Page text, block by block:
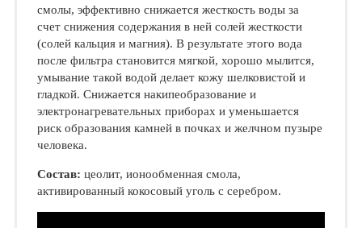
смолы, эффективно снижается жесткость воды за
счет снижения содержания в ней солей жесткости
(солей кальция и магния). В результате этого вода
после фильтра становится мягкой, хорошо мылится,
умывание такой водой делает кожу шелковистой и
гладкой. Снижается накипеобразование и
электронагревательных приборах и уменьшается
риск образования камней в почках и желчном пузыре
человека.
Состав: цеолит, ионообменная смола,
активированный кокосовый уголь с серебром.